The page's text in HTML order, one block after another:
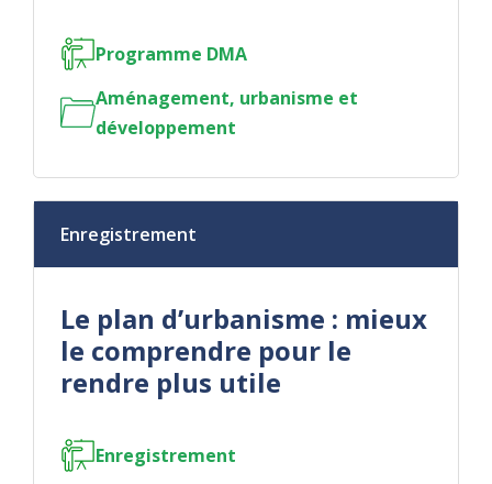
Programme DMA
Aménagement, urbanisme et
développement
Enregistrement
Le plan d’urbanisme : mieux
le comprendre pour le
rendre plus utile
Enregistrement